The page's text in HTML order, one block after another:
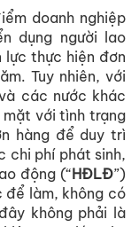
doanh nghiệp
dụng người lao
lực thực hiện đơn
Tuy nhiên, với
các nước khác
với tình trạng
hàng để duy trì
chi phí phát sinh,
động (“HĐLĐ”)
làm, không có
không phải là